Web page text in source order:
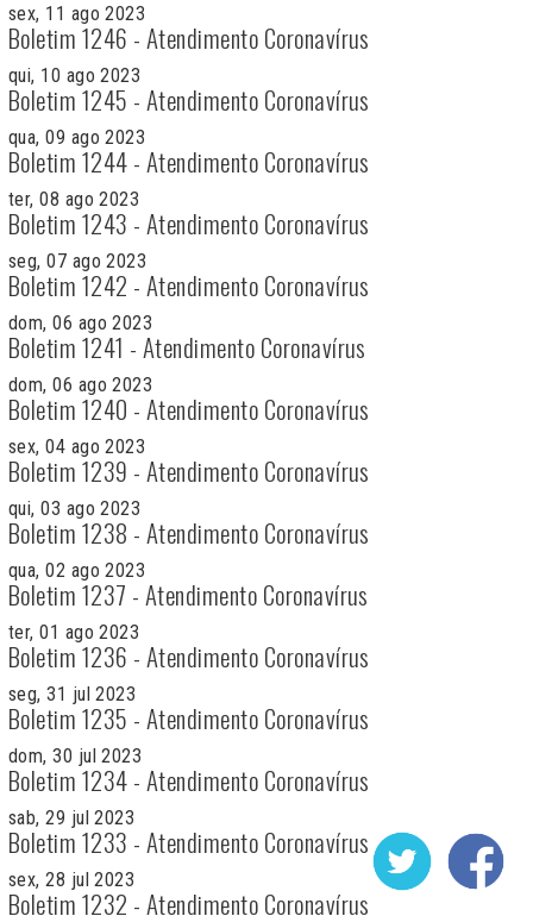
sex, 11 ago 2023
Boletim 1246 - Atendimento Coronavírus
qui, 10 ago 2023
Boletim 1245 - Atendimento Coronavírus
qua, 09 ago 2023
Boletim 1244 - Atendimento Coronavírus
ter, 08 ago 2023
Boletim 1243 - Atendimento Coronavírus
seg, 07 ago 2023
Boletim 1242 - Atendimento Coronavírus
dom, 06 ago 2023
Boletim 1241 - Atendimento Coronavírus
dom, 06 ago 2023
Boletim 1240 - Atendimento Coronavírus
sex, 04 ago 2023
Boletim 1239 - Atendimento Coronavírus
qui, 03 ago 2023
Boletim 1238 - Atendimento Coronavírus
qua, 02 ago 2023
Boletim 1237 - Atendimento Coronavírus
ter, 01 ago 2023
Boletim 1236 - Atendimento Coronavírus
seg, 31 jul 2023
Boletim 1235 - Atendimento Coronavírus
dom, 30 jul 2023
Boletim 1234 - Atendimento Coronavírus
sab, 29 jul 2023
Boletim 1233 - Atendimento Coronavírus
sex, 28 jul 2023
Boletim 1232 - Atendimento Coronavírus